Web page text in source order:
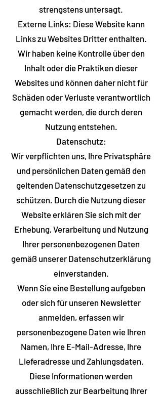
strengstens untersagt.
Externe Links: Diese Website kann
Links zu Websites Dritter enthalten.
Wir haben keine Kontrolle über den
Inhalt oder die Praktiken dieser
Websites und können daher nicht für
Schäden oder Verluste verantwortlich
gemacht werden, die durch deren
Nutzung entstehen.
Datenschutz:
Wir verpflichten uns, Ihre Privatsphäre
und persönlichen Daten gemäß den
geltenden Datenschutzgesetzen zu
schützen. Durch die Nutzung dieser
Website erklären Sie sich mit der
Erhebung, Verarbeitung und Nutzung
Ihrer personenbezogenen Daten
gemäß unserer Datenschutzerklärung
einverstanden.
Wenn Sie eine Bestellung aufgeben
oder sich für unseren Newsletter
anmelden, erfassen wir
personenbezogene Daten wie Ihren
Namen, Ihre E-Mail-Adresse, Ihre
Lieferadresse und Zahlungsdaten.
Diese Informationen werden
ausschließlich zur Bearbeitung Ihrer